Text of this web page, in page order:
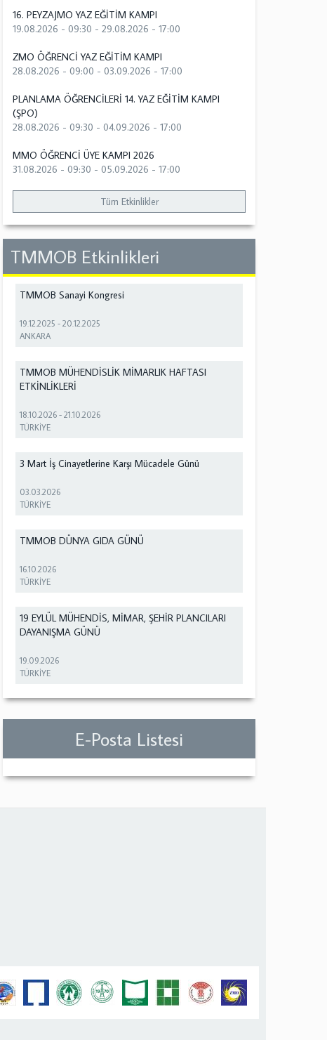
16. PEYZAJMO YAZ EĞİTİM KAMPI
19.08.2026 - 09:30 -29.08.2026 - 17:00
ZMO ÖĞRENCİ YAZ EĞİTİM KAMPI
28.08.2026 - 09:00 -03.09.2026 - 17:00
PLANLAMA ÖĞRENCİLERİ 14. YAZ EĞİTİM KAMPI
(ŞPO)
28.08.2026 - 09:30 -04.09.2026 - 17:00
MMO ÖĞRENCİ ÜYE KAMPI 2026
31.08.2026 - 09:30 -05.09.2026 - 17:00
Tüm Etkinlikler
TMMOB Etkinlikleri
TMMOB Sanayi Kongresi
19.12.2025 -20.12.2025
ANKARA
TMMOB MÜHENDİSLİK MİMARLIK HAFTASI
ETKİNLİKLERİ
18.10.2026 -21.10.2026
TÜRKİYE
3 Mart İş Cinayetlerine Karşı Mücadele Günü
03.03.2026
TÜRKİYE
TMMOB DÜNYA GIDA GÜNÜ
16.10.2026
TÜRKİYE
19 EYLÜL MÜHENDİS, MİMAR, ŞEHİR PLANCILARI
DAYANIŞMA GÜNÜ
19.09.2026
TÜRKİYE
E-Posta Listesi